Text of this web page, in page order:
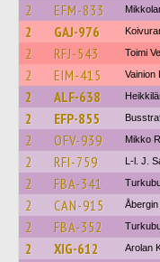
2 EFM-833
2 GAJ-976
2 RFJ-543 Toimi
2 EIM-415 Vainion
2 ALF-638
2 EFP-855
2 OFV-939 Mikko
2 RFI-759 L-l. J.
2 FBA-341
2 CAN-915 Åbergin
2 FBA-352
2 XIG-612 Arolan